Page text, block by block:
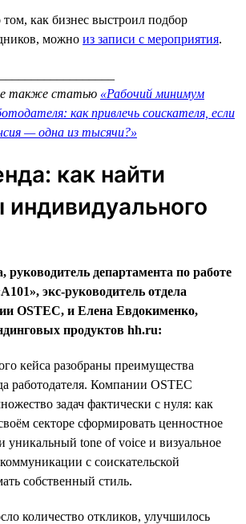
том, как бизнес выстроил подбор
можно из записи с мероприятия.
также статью «Рабочий минимум
как привлечь соискателя, если
— одна из тысячи?»
как найти
департамента по работе
экс-руководитель отдела
OSTEC, и Елена Евдокименко,
продуктов hh.ru:
кейса разобраны преимущества
работодателя. Компании OSTEC
задач фактически с нуля: как
секторе сформировать ценностное
уникальный tone of voice и визуальное
с соискательской
собственный стиль.
количество откликов, улучшилось